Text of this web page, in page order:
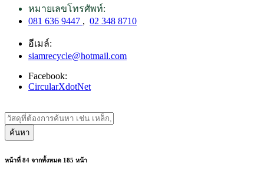
หมายเลขโทรศัพท์:
081 636 9447 , 02 348 8710
อีเมล์:
siamrecycle@hotmail.com
Facebook:
CircularXdotNet
ค้นหา
หน้าที่ 84 จากทั้งหมด 185 หน้า